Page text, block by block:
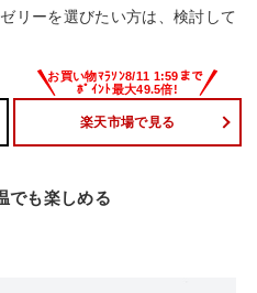
リーを選びたい方は、検討して
楽天市場で見る
でも楽しめる